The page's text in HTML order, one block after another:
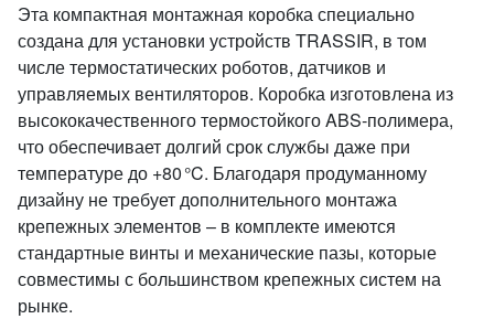
Эта компактная монтажная коробка специально
создана для установки устройств TRASSIR, в том
числе термостатических роботов, датчиков и
управляемых вентиляторов. Коробка изготовлена из
высококачественного термостойкого ABS‑полимера,
что обеспечивает долгий срок службы даже при
температуре до +80 °C. Благодаря продуманному
дизайну не требует дополнительного монтажа
крепежных элементов – в комплекте имеются
стандартные винты и механические пазы, которые
совместимы с большинством крепежных систем на
рынке.